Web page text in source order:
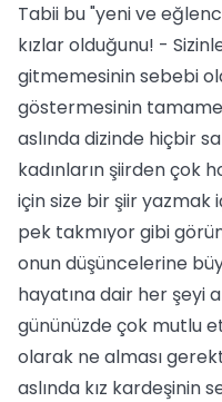
Tabii bu "yeni ve
kızlar olduğunu! -
gitmemesinin sebebi
göstermesinin
aslında dizinde hiçbir
kadınların şiirden çok
için size bir şiir yazmak
pek takmıyor gibi
onun düşüncelerine
hayatına dair her şeyi
gününüzde çok mutlu
olarak ne alması
aslında kız kardeşinin